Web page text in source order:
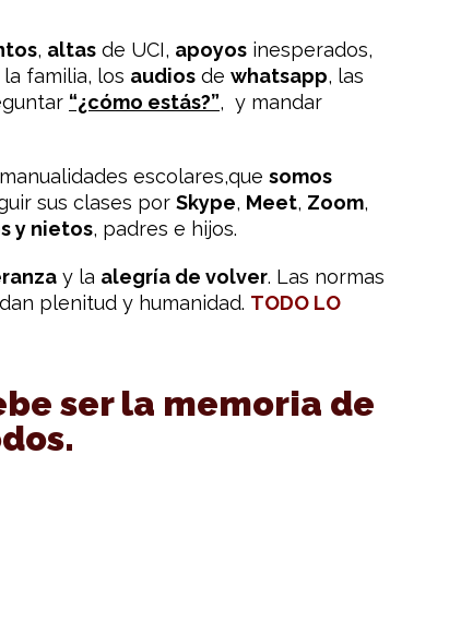
, altas de UCI, apoyos inesperados,
familia, los audios de whatsapp, las
“¿cómo estás?”, y mandar
escolares,que somos
sus clases por Skype, Meet, Zoom,
y nietos, padres e hijos.
y la alegría de volver. Las normas
plenitud y humanidad. TODO LO
serla memoria de